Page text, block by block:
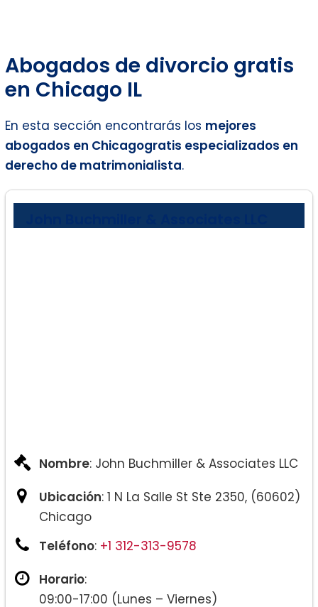
Abogados de divorcio gratis
en Chicago IL
En esta sección encontrarás los mejores
abogados en Chicagogratis especializados en
derecho de matrimonialista.
Nombre: John Buchmiller & Associates LLC
Ubicación: 1 N La Salle St Ste 2350, (60602)
Chicago
Teléfono: +1 312-313-9578
Horario:
09:00-17:00 (Lunes – Viernes)